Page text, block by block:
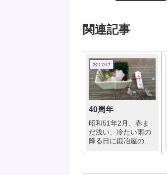
関連記事
おでかけ
40周年
昭和51年2月、春ま
だ浅い、冷たい雨の
降る日に鍛冶屋の嫁